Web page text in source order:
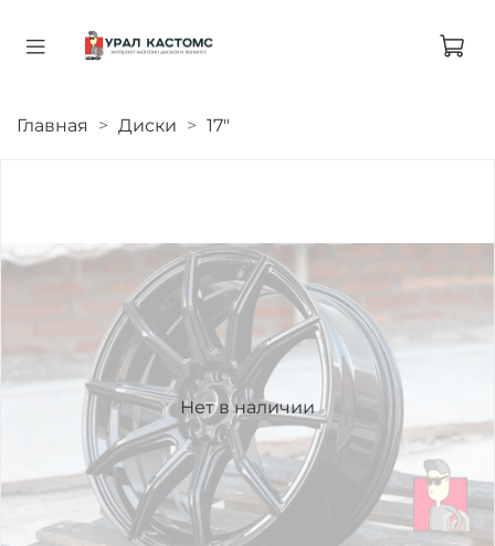
Главная Диски 17"
Нет в наличии